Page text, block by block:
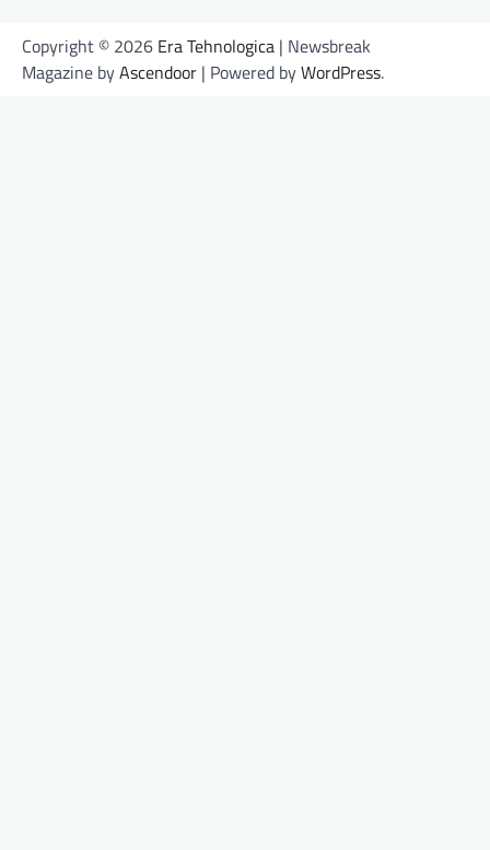
Copyright © 2026 Era Tehnologica | Newsbreak
Magazine byAscendoor | Powered byWordPress.